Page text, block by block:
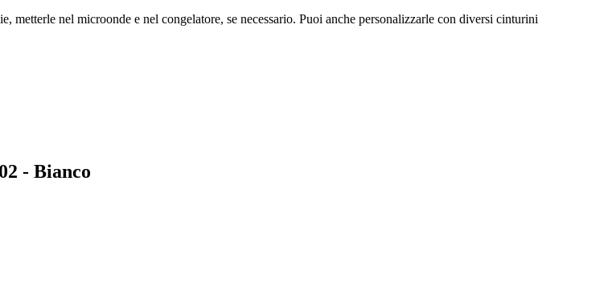
nel microonde e nel congelatore, se necessario. Puoi anche personalizzarle con diversi cinturini
- Bianco